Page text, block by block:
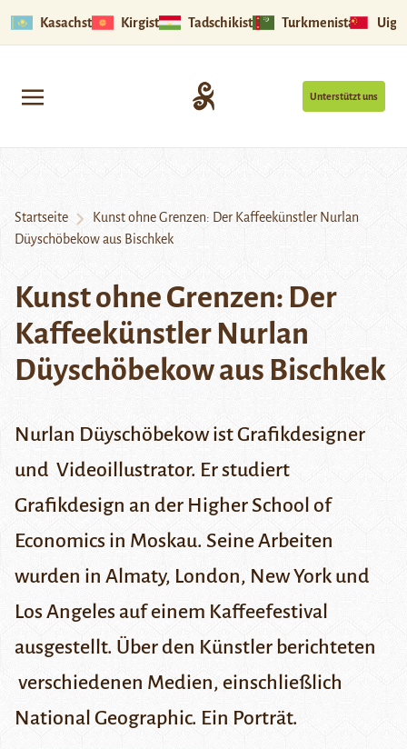
Kasachstan Kirgistan Tadschikistan Turkmenistan
Unterstützt uns
Startseite
Kunst ohne Grenzen: Der Kaffeekünstler Nurlan
Düyschöbekow aus Bischkek
Kunst ohne Grenzen: Der
Kaffeekünstler Nurlan
Düyschöbekow aus Bischkek
Nurlan Düyschöbekow ist Grafikdesigner
und Videoillustrator. Er studiert
Grafikdesign an der Higher School of
Economics in Moskau. Seine Arbeiten
wurden in Almaty, London, New York und
Los Angeles auf einem Kaffeefestival
ausgestellt. Über den Künstler berichteten
verschiedenen Medien, einschließlich
National Geographic. Ein Porträt.